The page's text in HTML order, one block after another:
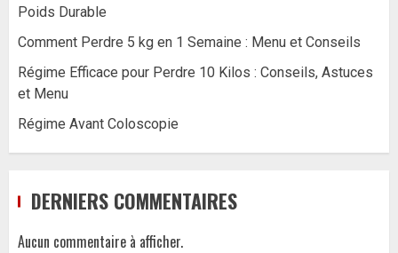
Poids Durable
Comment Perdre 5 kg en 1 Semaine : Menu et Conseils
Régime Efficace pour Perdre 10 Kilos : Conseils, Astuces
et Menu
Régime Avant Coloscopie
DERNIERS COMMENTAIRES
Aucun commentaire à afficher.